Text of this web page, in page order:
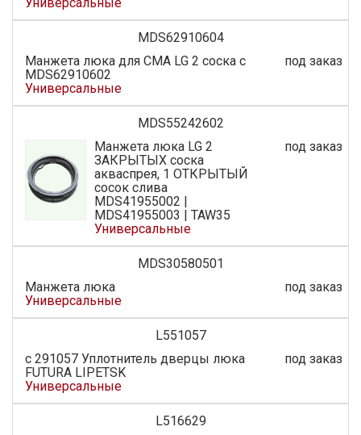
MDS62910604
Манжета люка для СМА LG 2 соска с
MDS62910602
Универсальные
под заказ
MDS55242602
Манжета люка LG 2
ЗАКРЫТЫХ соска
акваспрея, 1 ОТКРЫТЫЙ
сосок слива
MDS41955002 |
MDS41955003 | TAW35
Универсальные
под заказ
MDS30580501
Манжета люка
Универсальные
под заказ
L551057
с 291057 Уплотнитель дверцы люка
FUTURA LIPETSK
Универсальные
под заказ
L516629